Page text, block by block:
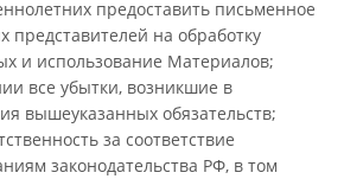
предоставить письменное
представителей на обработку
и использование Материалов;
все убытки, возникшие в
вышеуказанных обязательств;
за соответствие
законодательства РФ, в том